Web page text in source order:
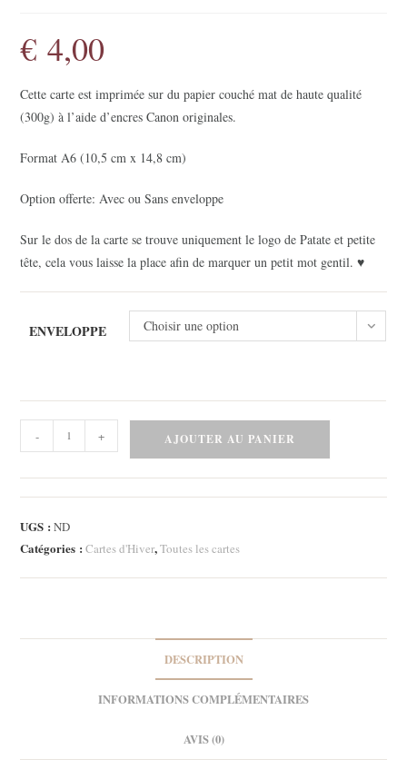
€ 4,00
Cette carte est imprimée sur du papier couché mat de haute qualité
(300g) à l’aide d’encres Canon originales.
Format A6 (10,5 cm x 14,8 cm)
Option offerte: Avec ou Sans enveloppe
Sur le dos de la carte se trouve uniquement le logo de Patate et petite
tête, cela vous laisse la place afin de marquer un petit mot gentil. ♥
ENVELOPPE Choisir une option
de
Carte
-
Pingouin
patine
- + AJOUTER AU PANIER
UGS :ND
Catégories :Cartes d'Hiver,Toutes les cartes
DESCRIPTION
INFORMATIONS COMPLÉMENTAIRES
AVIS (0)